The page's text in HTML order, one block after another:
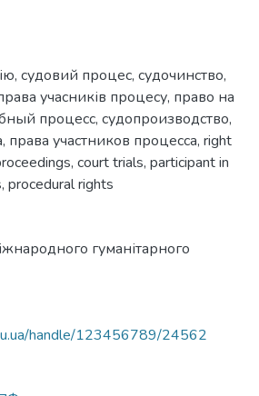
, судовий процес, судочинство,
учасників процесу, право на
процесс, судопроизводство,
, права участников процесса, right
, court trials, participant in
, procedural rights
гуманітарного
handle/123456789/24562